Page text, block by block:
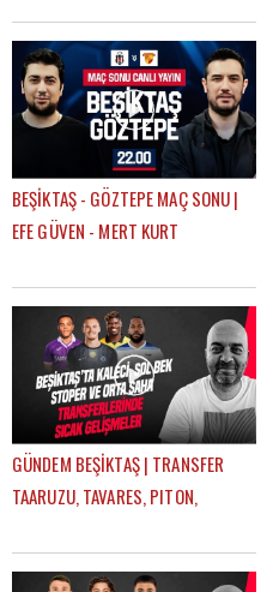
BEŞİKTAŞ - GÖZTEPE MAÇ SONU |
EFE GÜVEN - MERT KURT
GÜNDEM BEŞİKTAŞ | TRANSFER
TAARUZU, TAVARES, PITON,
STROEYKENS | ÇAĞDAŞ SEVİNÇ